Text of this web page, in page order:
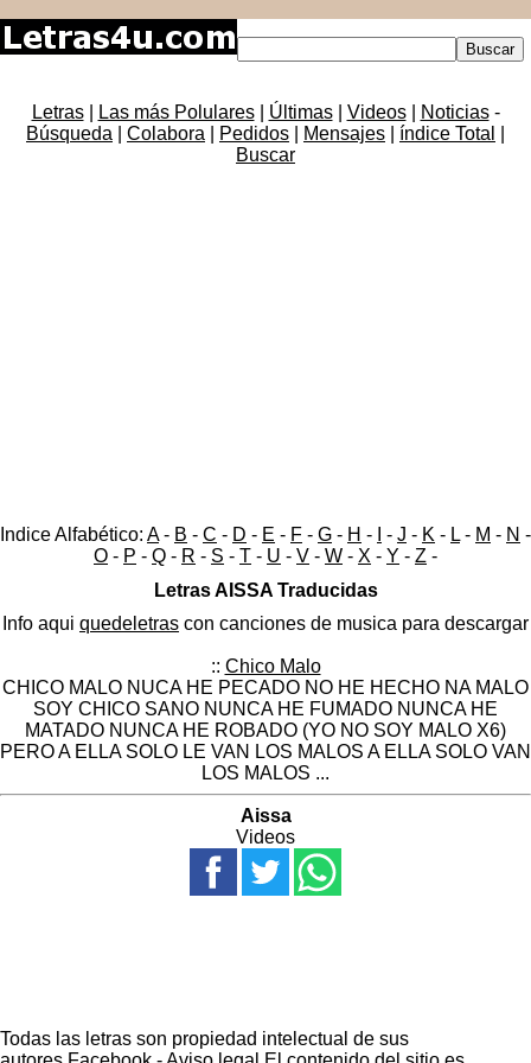
Letras| Las más Polulares| Últimas| Videos| Noticias-
Búsqueda
Colabora Pedidos Mensajes índice Total
Buscar
Indice Alfabético: A- B - C - D - E - F - G - H - - J - K - L - M - N -
O - P - Q - R - S - T - U - V - W - X - Y - Z -
Letras AISSA Traducidas
Info aqui quedeletras con canciones de musica para descargar
:: Chico Malo
CHICO MALO NUCA HE PECADO NO HE HECHO NA MALO
SOY CHICO SANO NUNCA HE FUMADO NUNCA HE
MATADO NUNCA HE ROBADO (YO NO SOY MALO X6)
PERO A ELLA SOLO LE VAN LOS MALOS A ELLA SOLO VAN
LOS MALOS ...
Aissa
Videos
Todas las letras son propiedad intelectual de sus